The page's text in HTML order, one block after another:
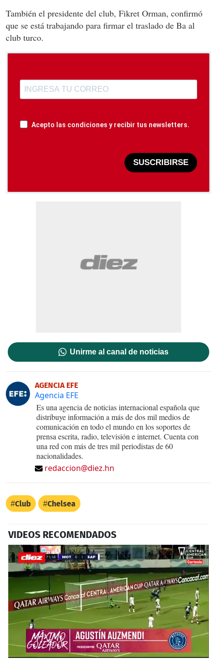
También el presidente del club, Fikret Orman, confirmó
que se está trabajando para firmar el traslado de Ba al
club turco.
Acepto las condiciones y recibir tus newsletters.
SUSCRIBIRSE
Unirme al canal de noticias
AGENCIA EFE
Agencia EFE
Es una agencia de noticias internacional española que
distribuye información a más de dos mil medios de
comunicación en todo el mundo en los soportes de
prensa escrita, radio, televisión e internet. Cuenta con
una red con más de tres mil periodistas de 60
nacionalidades.
redaccion@diez.hn
Club Chelsea
VIDEOS RECOMENDADOS